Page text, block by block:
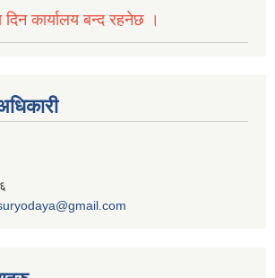
दिन कार्यालय बन्द रहनेछ ।